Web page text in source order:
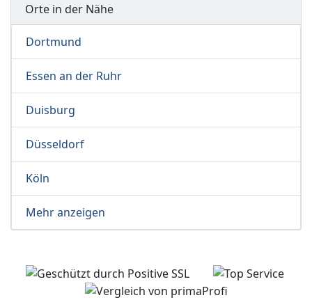
Orte in der Nähe
Dortmund
Essen an der Ruhr
Duisburg
Düsseldorf
Köln
Mehr anzeigen